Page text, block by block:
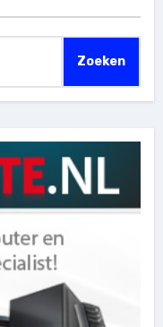
Zoeken